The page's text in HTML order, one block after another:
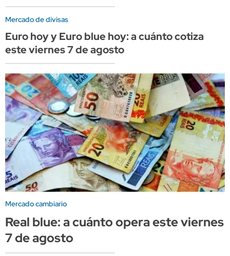
Mercado de divisas
Euro hoy y Euro blue hoy: a cuánto cotiza
este viernes 7 de agosto
Mercado cambiario
Real blue: a cuánto opera este viernes
7 de agosto